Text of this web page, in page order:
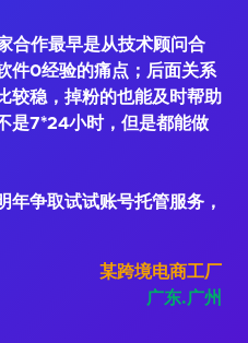
合作最早是从技术顾问合
件0经验的痛点；后面关系
较稳，掉粉的也能及时帮助
是7*24小时，但是都能做
年争取试试账号托管服务，
某跨境电商工厂
广东.广州